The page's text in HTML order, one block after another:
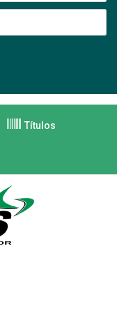
Títulos